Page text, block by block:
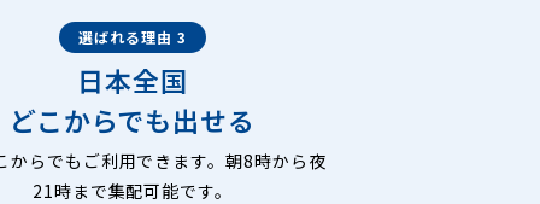
選ばれる理由 3
日本全国
どこからでも出せる
からでもご利用できます。朝8時から夜
21時まで集配可能です。